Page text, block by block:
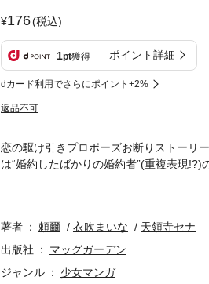
176(税込)
1pt獲得 ポイント詳細
dカード利用でさらにポイント+2%
返品不可
恋の駆け引きプロポーズお断りストーリ
は“婚約したばかりの婚約者”(重複表現
は、王宮の吹き抜けの廊下で腹黒な騎士
著者 頼爾 衣吹まいな
天領寺セナ
出版社
マッグガーデン
ジャンル
少女マンガ